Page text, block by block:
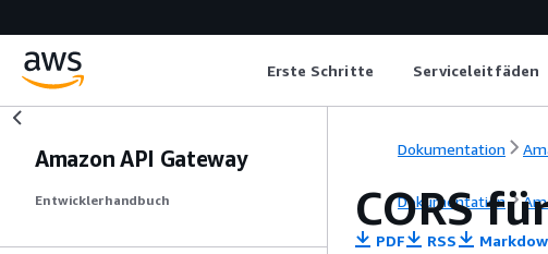
Erste Schritte Serviceleitfäden
Amazon API Gateway
Entwicklerhandbuch
Dokumentation
Dokumentation
CORS
PDF RSS